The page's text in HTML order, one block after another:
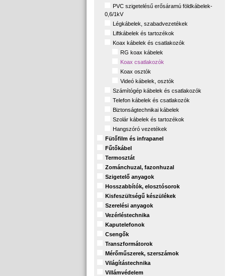
PVC szigetelésű erősáramú földkábelek-
0,6/1kV
Légkábelek, szabadvezetékek
Liftkábelek és tartozékok
Koax kábelek és csatlakozók
RG koax kábelek
Koax csatlakozók
Koax osztók
Videó kábelek, osztók
Számítógép kábelek és csatlakozók
Telefon kábelek és csatlakozók
Biztonságtechnikai kábelek
Szolár kábelek és tartozékok
Hangszóró vezetékek
Fütőfilm és infrapanel
Fűtőkábel
Termosztát
Zománchuzal, fazonhuzal
Szigetelő anyagok
Hosszabbítók, elosztósorok
Kisfeszültségű készülékek
Szerelési anyagok
Vezérléstechnika
Kaputelefonok
Csengők
Transzformátorok
Mérőműszerek, szerszámok
Világítástechnika
Villámvédelem